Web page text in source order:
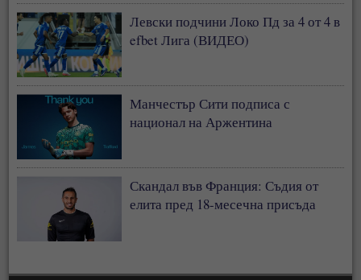
Левски подчини Локо Пд за 4 от 4 в
efbet Лига (ВИДЕО)
Манчестър Сити подписа с
национал на Аржентина
Скандал във Франция: Съдия от
елита пред 18-месечна присъда